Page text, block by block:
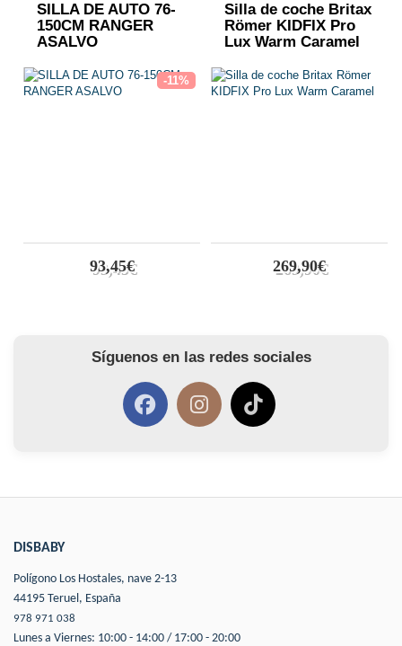
SILLA DE AUTO 76-
150CM RANGER
ASALVO
-11%
93,45€
Silla de coche Britax
Römer KIDFIX Pro
Lux Warm Caramel
269,90€
Síguenos en las redes sociales
DISBABY
Polígono Los Hostales, nave 2-13
44195 Teruel, España
978 971 038
Lunes a Viernes: 10:00 - 14:00 / 17:00 - 20:00